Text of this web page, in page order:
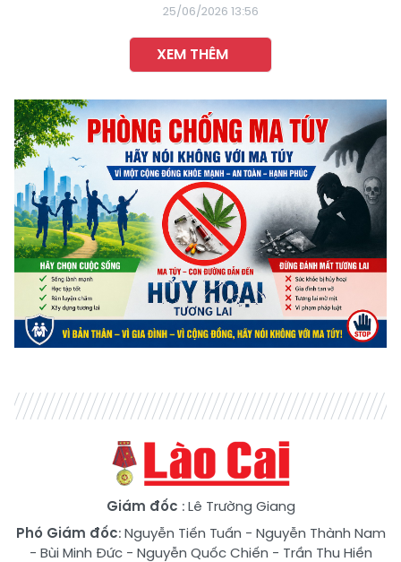
25/06/2026 13:56
XEM THÊM
Giám đốc : Lê Trường Giang
Phó Giám đốc:Nguyễn Tiến Tuấn - Nguyễn Thành Nam
- Bùi Minh Đức- Nguyễn Quốc Chiến - Trần Thu Hiền